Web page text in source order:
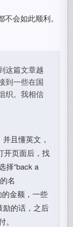
会如此顺利。
这篇文章越
到一些在国
织。我相信
且懂英文，
开页面后，找
择“back a
名
的金额，一些
励的话，之后